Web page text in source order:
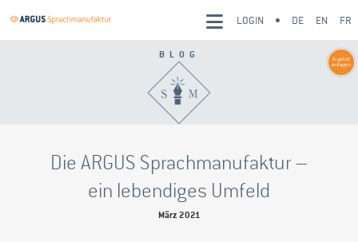
LOGIN DE EN FR
BLOG
Die ARGUS Sprachmanufaktur –
ein lebendiges Umfeld
März 2021